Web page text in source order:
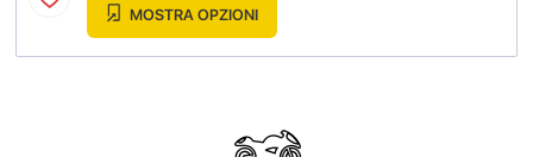
MOSTRA OPZIONI